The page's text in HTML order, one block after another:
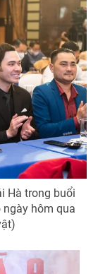
bằng AI
Hà trong buổi
hôm qua